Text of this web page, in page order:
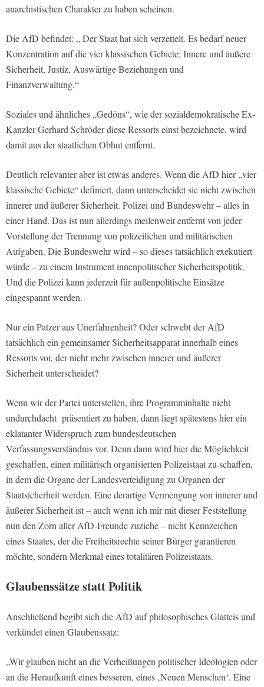
anarchistischen Charakter zu haben scheinen.
Die AfD befindet: „ Der Staat hat sich verzettelt. Es bedarf neuer
Konzentration auf die vier klassischen Gebiete; Innere und äußere
Sicherheit, Justiz, Auswärtige Beziehungen und
Finanzverwaltung.“
Soziales und ähnliches „Gedöns“, wie der sozialdemokratische Ex-
Kanzler Gerhard Schröder diese Ressorts einst bezeichnete, wird
damit aus der staatlichen Obhut entfernt.
Deutlich relevanter aber ist etwas anderes. Wenn die AfD hier „vier
klassische Gebiete“ definiert, dann unterscheidet sie nicht zwischen
innerer und äußerer Sicherheit. Polizei und Bundeswehr – alles in
einer Hand. Das ist nun allerdings meilenweit entfernt von jeder
Vorstellung der Trennung von polizeilichen und militärischen
Aufgaben. Die Bundeswehr wird – so dieses tatsächlich exekutiert
würde – zu einem Instrument innenpolitischer Sicherheitspolitik.
Und die Polizei kann jederzeit für außenpolitische Einsätze
eingespannt werden.
Nur ein Patzer aus Unerfahrenheit? Oder schwebt der AfD
tatsächlich ein gemeinsamer Sicherheitsapparat innerhalb eines
Ressorts vor, der nicht mehr zwischen innerer und äußerer
Sicherheit unterscheidet?
Wenn wir der Partei unterstellen, ihre Programminhalte nicht
undurchdacht präsentiert zu haben, dann liegt spätestens hier ein
eklatanter Widerspruch zum bundesdeutschen
Verfassungsverständnis vor. Denn dann wird hier die Möglichkeit
geschaffen, einen militärisch organisierten Polizeistaat zu schaffen,
in dem die Organe der Landesverteidigung zu Organen der
Staatsicherheit werden. Eine derartige Vermengung von innerer und
äußerer Sicherheit ist – auch wenn ich mir mit dieser Feststellung
nun den Zorn aller AfD-Freunde zuziehe – nicht Kennzeichen
eines Staates, der die Freiheitsrechte seiner Bürger garantieren
möchte, sondern Merkmal eines totalitären Polizeistaats.
Glaubenssätze statt Politik
Anschließend begibt sich die AfD auf philosophisches Glatteis und
verkündet einen Glaubenssatz:
„Wir glauben nicht an die Verheißungen politischer Ideologien oder
an die Heraufkunft eines besseren, eines ‚Neuen Menschen‘. Eine